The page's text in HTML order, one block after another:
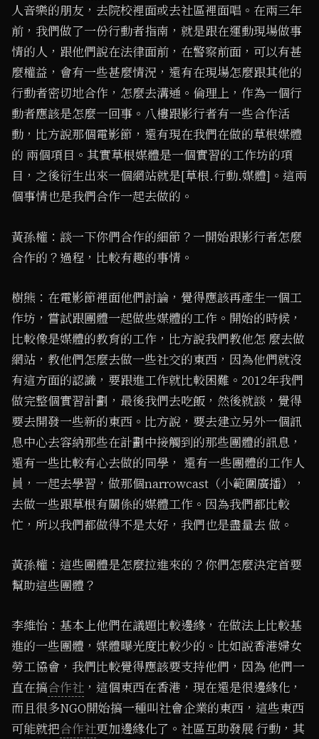
人音樂的朋友，去院校裡面或去社區裡面唱。在兩三年
前，我們做了一份行動者指南，就是跟在運動現場做事
情的人，跟他們說在法律面前，在警察前面，可以有甚
麼權益，會有一些甚麼情況，還有在現場怎麼跟其他的
行動者密切地合作，怎麼去溝通。倫理上，作為一個行
動者應該是怎麼一回事。八樓跟影行者有一些合作活
動，比方說那個電影節，還有現在我們在做的草根媒體
的 兩個項目。其實草根媒體是一個實習的工作坊的項
目，之後衍生出來一個網站就是[草根.行動.媒體]。這兩
個事情也是我們合作一起去做的。
黃孫權：談一下你們合作的細節？一開始跟影行者怎麼
合作的？過程，比較有趣的事情。
樹熊：在電影節裡面他們討論，覺得應該再產生一個工
作坊，嘗試跟團體一起做些媒體的工作。開始的時候，
比較像是媒體的教育的工作，比方說我們教他怎 麼去做
網站，教他們怎麼去做一些社交的東西，因為他們就沒
有這方面的認識，要跟進工作就比較困難。2012年我們
做完整個實習計劃，最後我們去吃飯，然後就談，覺得
要去開發一些新的東西。比方說，要去建立另外一個訊
息中心去容納那些在計劃中接觸到的那些團體的訊息，
還有一些比較有心去做的同學， 還有一些團體的工作人
員，一起去學習，做那個narrowcast（小範圍廣播），
去做一些跟草根有關係的媒體工作。因為我們都比較
忙，所以我們都做得不是太好，我們也是盡量去 做。
黃孫權：這些團體是怎麼拉進來的？你們怎麼決定首要
幫助這些團體？
李維怡：基本上他們在議題比較邊緣，在做法上比較基
進的一些團體，媒體曝光度比較少的。比如說香港婦女
勞工協會，我們比較覺得應該要支持他們，因為 他們一
直在搞合作社 ，這個東西在香港，現在還是很邊緣化，
而且很多NGO開始搞一種叫社會企業的東西，這些東西
可能就把合作社更加邊緣化了。社區互助發展 行動，其